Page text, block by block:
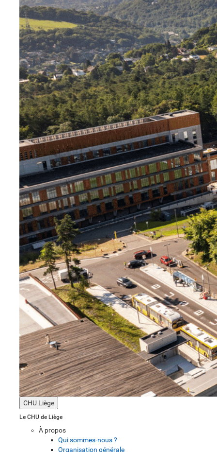
CHU Liège
Le CHU de Liège
À propos
Qui sommes-nous ?
Organisation générale